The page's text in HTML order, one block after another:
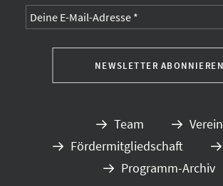
Team
Verein
Fördermitgliedschaft
Programm-Archiv